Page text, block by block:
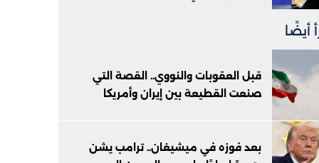
أيضًا
قبل العقوبات والنووي.. القصة التي
صنعت القطيعة بين إيران وأمريكا
بعد فوزه في ميشيغان.. ترامب يشن